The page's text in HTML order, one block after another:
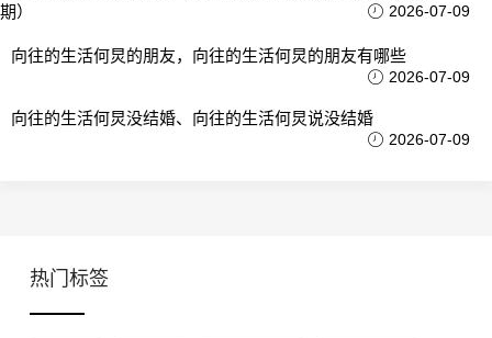
期）
2026-07-09
向往的生活何炅的朋友，向往的生活何炅的朋友有哪些
2026-07-09
向往的生活何炅没结婚、向往的生活何炅说没结婚
2026-07-09
热门标签